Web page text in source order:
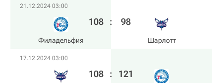
21.12.2024 03:00
Филадельфия
108 : 98
Шарлотт
17.12.2024 03:00
108 : 121